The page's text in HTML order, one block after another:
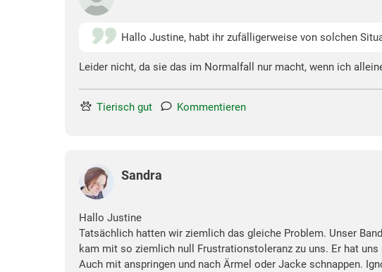
Hallo Justine, habt ihr zufälligerweise von solchen
Leider nicht, da sie das im Normalfall nur macht, wenn ich
Tierisch gut Kommentieren
Sandra
Hallo Justine
Tatsächlich hatten wir ziemlich das gleiche Problem. Unser
kam mit so ziemlich null Frustrationstoleranz zu uns. Er hat
Auch mit anspringen und nach Ärmel oder Jacke schnappen.